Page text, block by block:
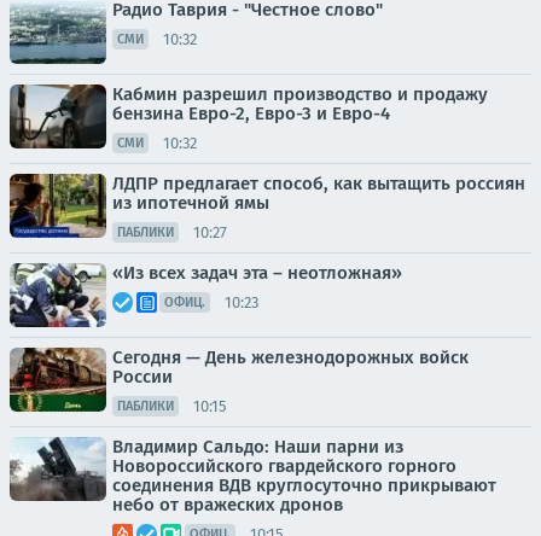
Радио Таврия - "Честное слово"
СМИ 10:32
Кабмин разрешил производство и продажу
бензина Евро-2, Евро-3 и Евро-4
СМИ 10:32
ЛДПР предлагает способ, как вытащить россиян
из ипотечной ямы
ПАБЛИКИ 10:27
«Из всех задач эта – неотложная»
ОФИЦ. 10:23
Сегодня — День железнодорожных войск
России
ПАБЛИКИ 10:15
Владимир Сальдо: Наши парни из
Новороссийского гвардейского горного
соединения ВДВ круглосуточно прикрывают
небо от вражеских дронов